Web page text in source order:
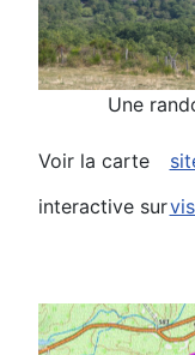
Une
Voir la carte
interactive sur